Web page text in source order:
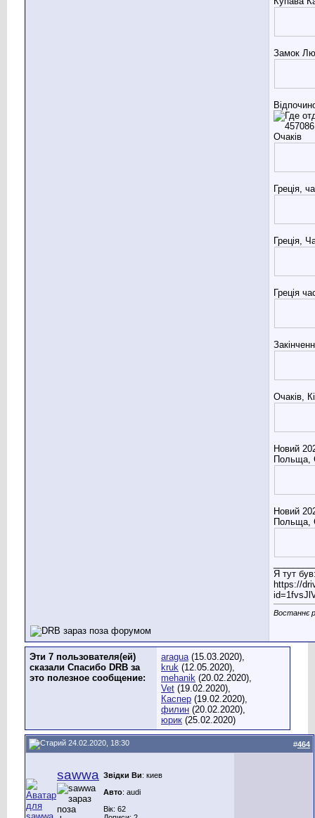
Замок
Очаків
Греція,
Греція,
Греція
Очаків,
Новий
Польща,
Новий
Польща,
Я тут
https://
Востаннє
Эти 7 пользователя(ей)
сказали Спасибо DRB за
это полезное сообщение:
aragua (15.03.2020),
kruk (12.05.2020),
mehanik (20.02.2020),
Vet (19.02.2020),
Каспер (19.02.2020),
филин (20.02.2020),
юрик (25.02.2020)
24.02.2020, 18:30 #464
sawwa Звідки Ви: киев
Авто: audi
Вік: 62